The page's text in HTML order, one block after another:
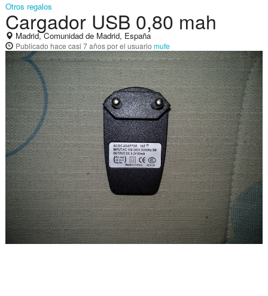
Otros regalos
Cargador USB 0,80 mah
Madrid, Comunidad de Madrid, España
Publicado hace casi 7 añospor el usuario mufe